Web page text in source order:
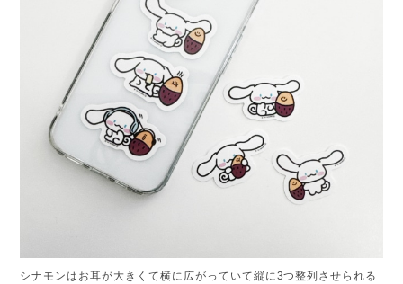
シナモンはお耳が大きくて横に広がっていて縦に3つ整列させられる